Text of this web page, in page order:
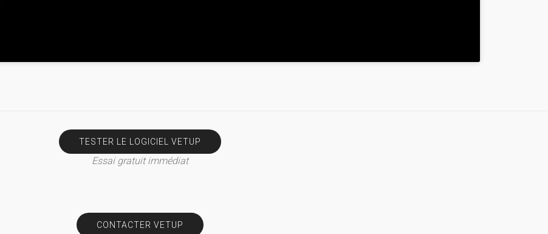
TESTER LE LOGICIEL VETUP
Essai gratuit immédiat
CONTACTER VETUP